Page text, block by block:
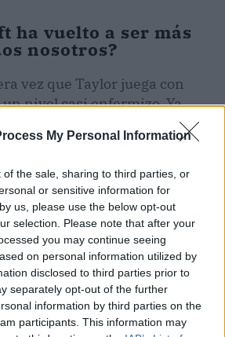
My Personal Information
of the sale, sharing to third parties, or
or sensitive information for
us, please use the below opt-out
selection. Please note that after your
you may continue seeing
on personal information utilized by
disclosed to third parties prior to
separately opt-out of the further
information by third parties on the
participants. This information may
ha vuelto a ser más
nosotros?
vez que Taylor juega con
nivel casi enfermizo. Ya
Reputation
o el caos numérico de
en un juego de pistas que
de criptografía. Por ahora
oficial de la boda, pero la
divertida. Si de verdad se
habrá que esperar a que
doble dentro de dos años
que lo meta en un TikTok sin
tanto, el timeline va a